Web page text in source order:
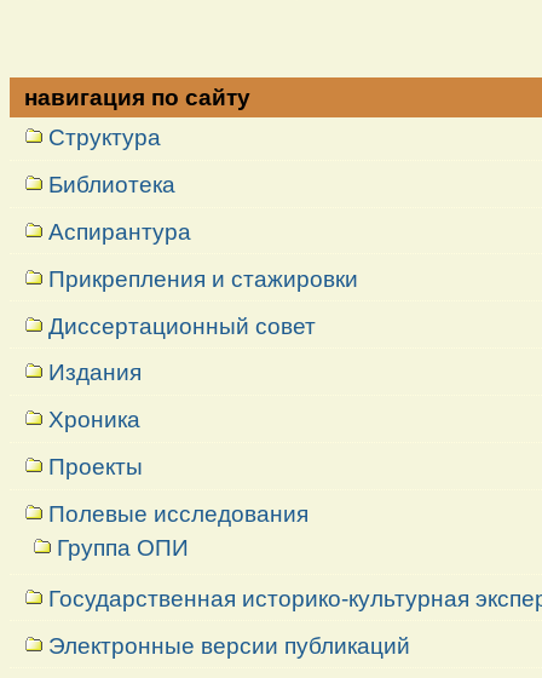
навигация по сайту
Структура
Библиотека
Аспирантура
Прикрепления и стажировки
Диссертационный совет
Издания
Хроника
Проекты
Полевые исследования
Группа ОПИ
Государственная историко-культурная
Электронные версии публикаций